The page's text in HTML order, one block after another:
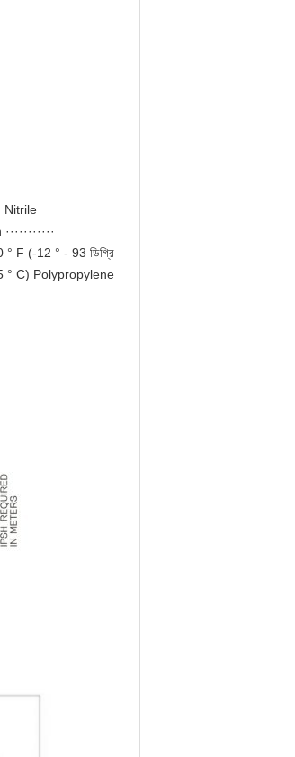
Nitrile
° F (-12 ° - 93 ডিগ্রি
65.5 ° C) Polypropylene